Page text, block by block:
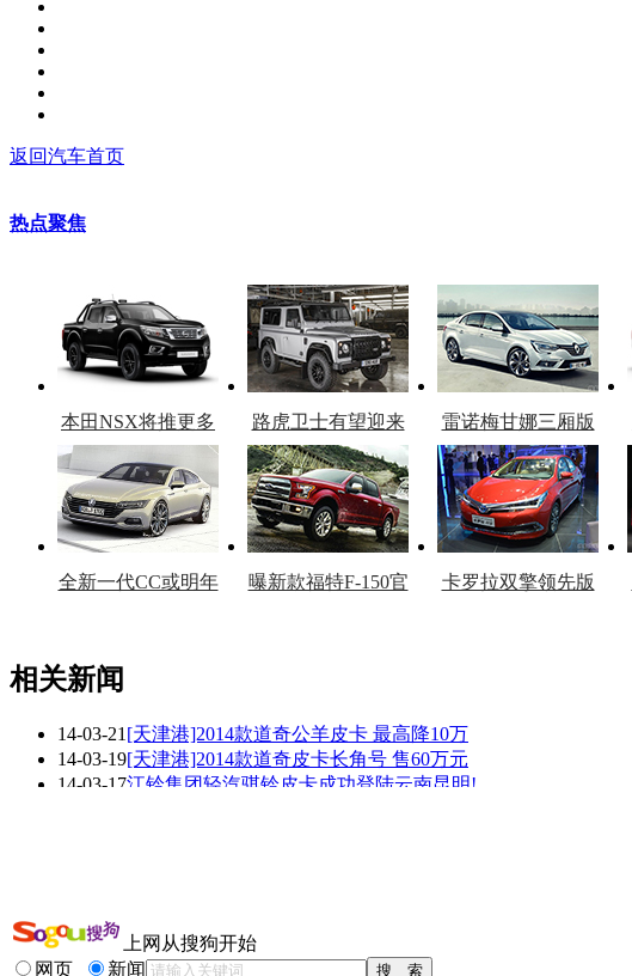
返回汽车首页
热点聚焦
本田NSX将推更多
车型
路虎卫士有望迎来
复产
雷诺梅甘娜三厢版
官图
全新一代CC或明年
曝新款福特F-150官
卡罗拉双擎领先版
看赛车宝贝争奇斗
艳
车模美腿爆乳无惧
走光
相关新闻
14-03-21 [天津港]2014款道奇公羊皮卡 最高降10万
14-03-19[天津港]2014款道奇皮卡长角号 售60万元
14-03-17江铃集团轻汽骐铃皮卡成功登陆云南昆明!
相关推荐
上网从搜狗开始
网页
新闻